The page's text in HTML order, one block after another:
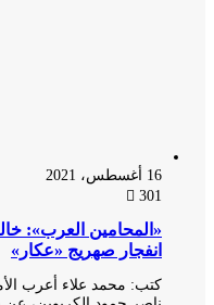
«المحامين العرب»: خالص
انفجار صهريج «عكار»
كتب: محمد علاء أعرب الأمين